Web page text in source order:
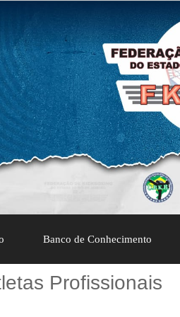
Banco de Conhecimento
Profissionais